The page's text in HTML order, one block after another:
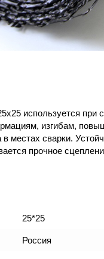
используется
изгибам,
местах сварки.
прочное
25*25
Россия